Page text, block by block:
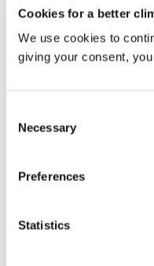
Cookies for a better
We use cookies to
giving your consent,
Selection
Necessary
Preferences
Statistics
Schule
unserer Schule
Aufgabe und bis wann
Die Ergebnisse der
neben der verkürzten
der
präsentiert.